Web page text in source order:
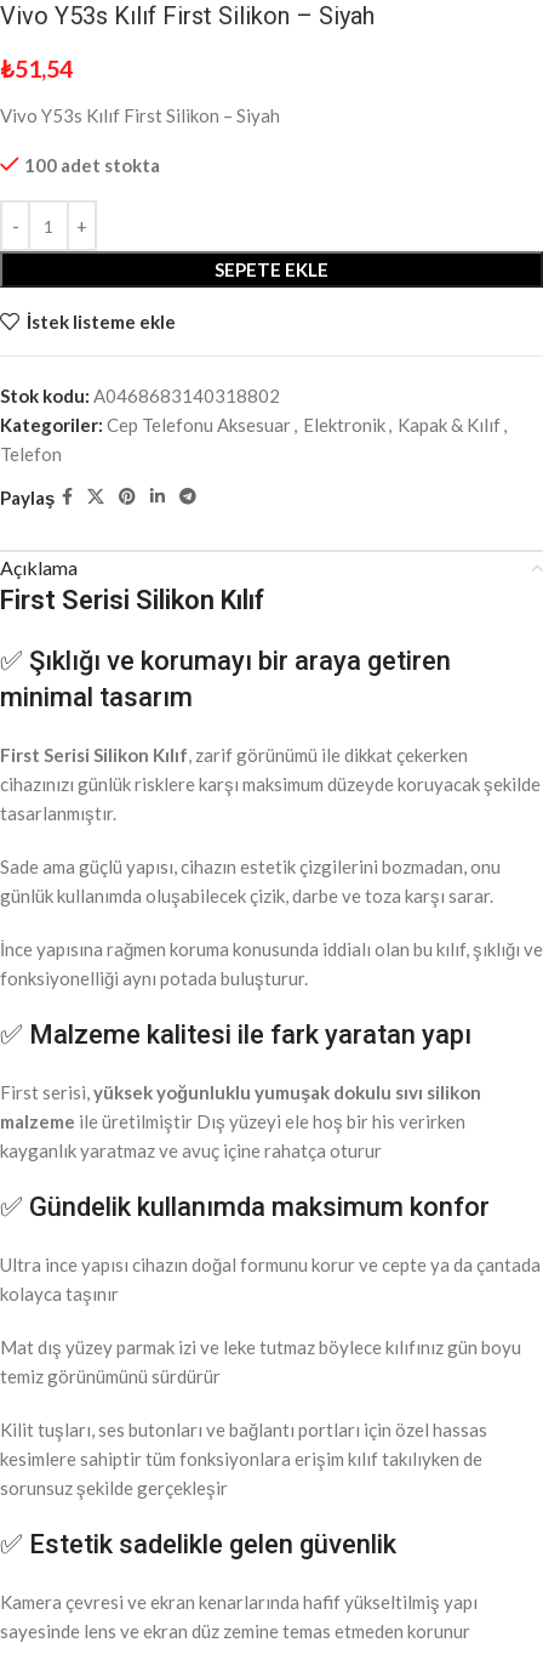
Vivo Y53s Kılıf First Silikon – Siyah
₺51,54
Vivo Y53s Kılıf First Silikon – Siyah
100 adet stokta
SEPETE EKLE
İstek listeme ekle
Stok kodu: A0468683140318802
Kategoriler: Cep Telefonu Aksesuar, Elektronik, Kapak & Kılıf,
Telefon
Paylaş
Açıklama
First Serisi Silikon Kılıf
✅ Şıklığı ve korumayı bir araya getiren
minimal tasarım
First Serisi Silikon Kılıf, zarif görünümü ile dikkat çekerken
cihazınızı günlük risklere karşı maksimum düzeyde koruyacak şekilde
tasarlanmıştır.
Sade ama güçlü yapısı, cihazın estetik çizgilerini bozmadan, onu
günlük kullanımda oluşabilecek çizik, darbe ve toza karşı sarar.
İnce yapısına rağmen koruma konusunda iddialı olan bu kılıf, şıklığı ve
fonksiyonelliği aynı potada buluşturur.
✅ Malzeme kalitesi ile fark yaratan yapı
First serisi,yüksek yoğunluklu yumuşak dokulu sıvı silikon
malzeme ile üretilmiştir Dış yüzeyi ele hoş bir his verirken
kayganlık yaratmaz ve avuç içine rahatça oturur
✅ Gündelik kullanımda maksimum konfor
Ultra ince yapısı cihazın doğal formunu korur ve cepte ya da çantada
kolayca taşınır
Mat dış yüzey parmak izi ve leke tutmaz böylece kılıfınız gün boyu
temiz görünümünü sürdürür
Kilit tuşları, ses butonları ve bağlantı portları için özel hassas
kesimlere sahiptir tüm fonksiyonlara erişim kılıf takılıyken de
sorunsuz şekilde gerçekleşir
✅ Estetik sadelikle gelen güvenlik
Kamera çevresi ve ekran kenarlarında hafif yükseltilmiş yapı
sayesinde lens ve ekran düz zemine temas etmeden korunur